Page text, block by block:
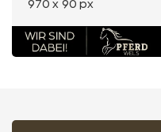
970 x 90 px